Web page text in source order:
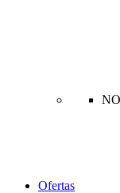
Ofertas